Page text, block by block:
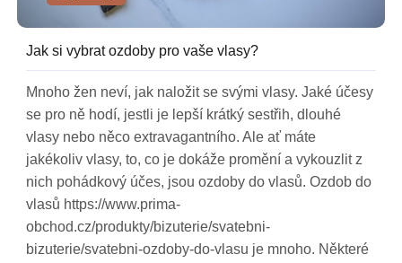
Jak si vybrat ozdoby pro vaše vlasy?
Mnoho žen neví, jak naložit se svými vlasy. Jaké účesy
se pro ně hodí, jestli je lepší krátký sestřih, dlouhé
vlasy nebo něco extravagantního. Ale ať máte
jakékoliv vlasy, to, co je dokáže promění a vykouzlit z
nich pohádkový účes, jsou ozdoby do vlasů. Ozdob do
vlasů https://www.prima-
obchod.cz/produkty/bizuterie/svatebni-
bizuterie/svatebni-ozdoby-do-vlasu je mnoho. Některé